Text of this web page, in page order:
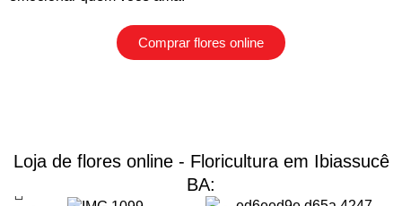
Comprar flores online
Loja de flores online - Floricultura em Ibiassucê
BA: